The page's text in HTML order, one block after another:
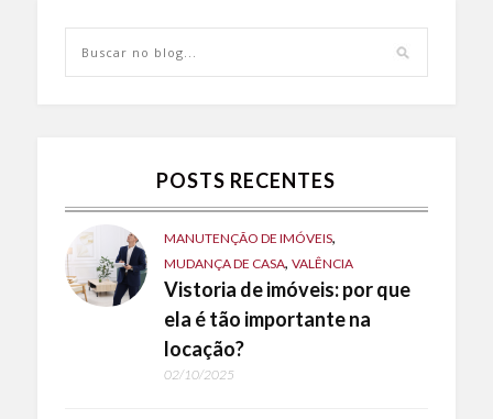
POSTS RECENTES
MANUTENÇÃO DE IMÓVEIS,
MUDANÇA DE CASA, VALÊNCIA
Vistoria de imóveis: por que
ela é tão importante na
locação?
02/10/2025